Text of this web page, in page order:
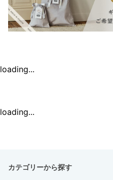
loading...
loading...
カテゴリーから探す